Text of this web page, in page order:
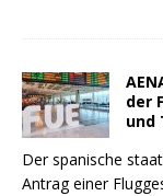
der
und
Der spanische
Antrag einer